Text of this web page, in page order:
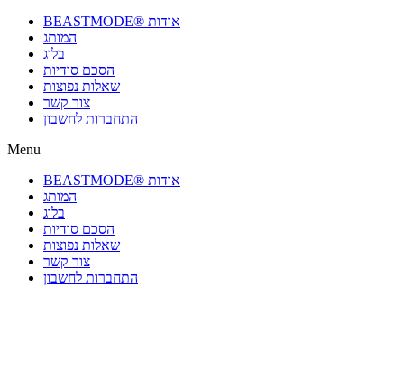
BEASTMODE® אודות
המותג
בלוג
הסכם סודיות
שאלות נפוצות
צור קשר
התחברות לחשבון
Menu
BEASTMODE® אודות
המותג
בלוג
הסכם סודיות
שאלות נפוצות
צור קשר
התחברות לחשבון